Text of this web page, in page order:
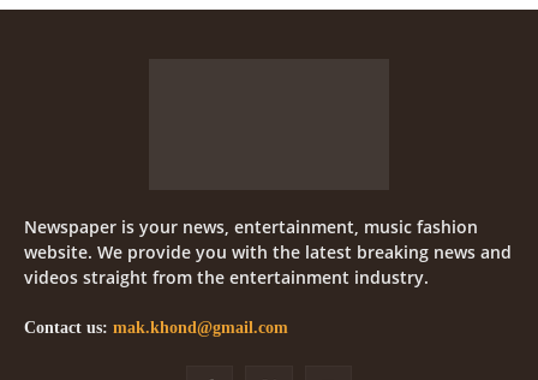
Newspaper is your news, entertainment, music fashion
website. We provide you with the latest breaking news and
videos straight from the entertainment industry.
Contact us: mak.khond@gmail.com